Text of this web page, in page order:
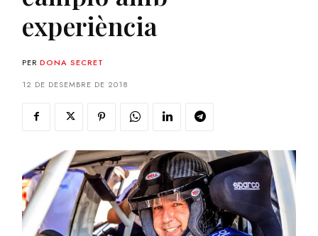
experiència
PER DONA SECRET
12 DE DESEMBRE DE 2018